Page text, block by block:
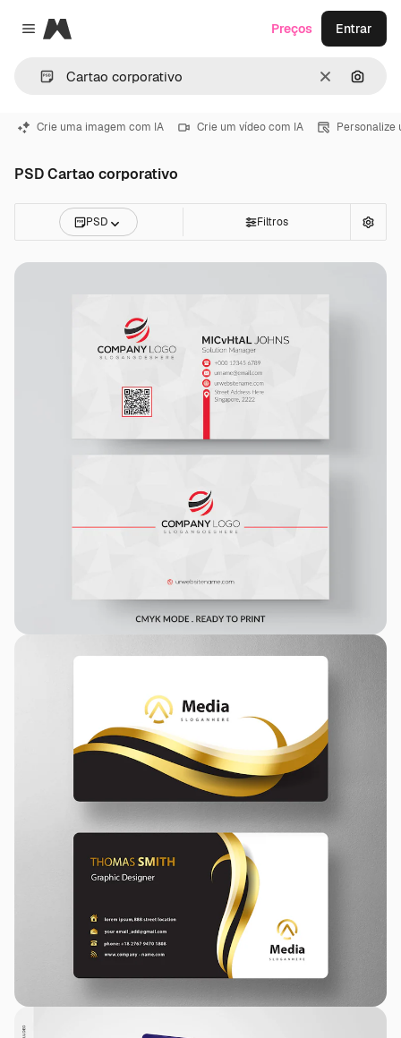
Close menu
Magnific
Limpar
Preços Entrar
Crie uma imagem com IA Crie um vídeo com IA Personalize
PSD Cartao corporativo
PSD Filtros